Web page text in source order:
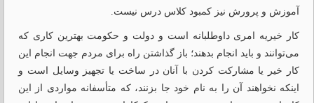
آموزش و پرورش نیز کمبود کلاس درس نیست.
کار خیریه امری داوطلبانه است و دولت و حکومت بهترین کاری که
می‌توانند و باید انجام بدهند؛ باز گذاشتن راه برای مردم جهت انجام این
کار خیر یا مشارکت کردن با آنان در ساخت یا تجهیز وسایل است و
اینکه نخواهند آن را به نام خود جا بزنند، که متأسفانه مواردی از این